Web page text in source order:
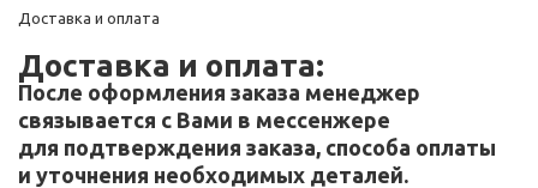
Доставка и оплата
Доставка и оплата:
После оформления заказа менеджер
связывается с Вами в мессенжере
для подтверждения заказа, способа оплаты
и уточнения необходимых деталей.